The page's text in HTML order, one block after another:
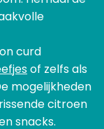
curd
of zelfs als
mogelijkheden
citroen
snacks.